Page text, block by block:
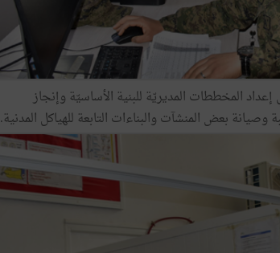
المخططات المديريّة للبنية الأساسيّة وإنجاز
بعض المنشآت والبناءات التابعة للهياكل المدنية.